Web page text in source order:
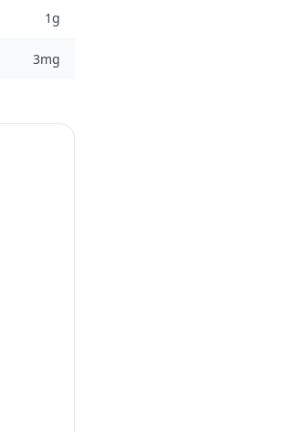
1g
3mg